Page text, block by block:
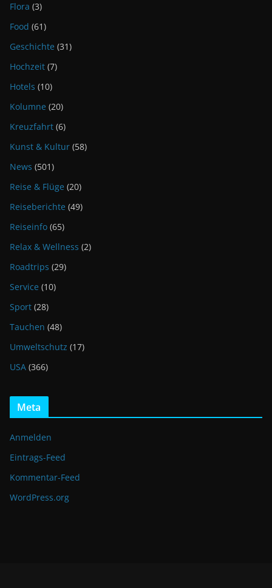
Flora (3)
Food (61)
Geschichte (31)
Hochzeit (7)
Hotels (10)
Kolumne (20)
Kreuzfahrt (6)
Kunst & Kultur (58)
News (501)
Reise & Flüge (20)
Reiseberichte (49)
Reiseinfo (65)
Relax & Wellness (2)
Roadtrips (29)
Service (10)
Sport (28)
Tauchen (48)
Umweltschutz (17)
USA (366)
Meta
Anmelden
Eintrags-Feed
Kommentar-Feed
WordPress.org